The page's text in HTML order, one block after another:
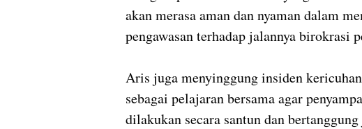
akan merasa aman dan nyaman dalam
pengawasan terhadap jalannya birokrasi
Aris juga menyinggung insiden
sebagai pelajaran bersama agar
dilakukan secara santun dan